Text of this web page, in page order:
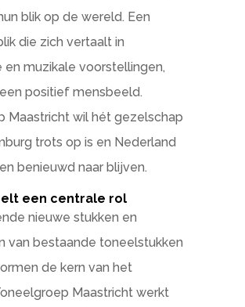
blik op de wereld. Een
die zich vertaalt in
en muzikale voorstellingen,
positief mensbeeld.
Maastricht wil hét gezelschap
trots op is en Nederland
benieuwd naar blijven.
een centrale rol
nieuwe stukken en
van bestaande toneelstukken
de kern van het
Maastricht werkt